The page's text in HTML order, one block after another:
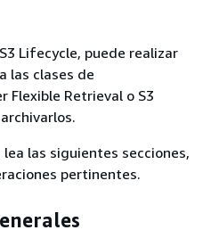
Lifecycle, puede realizar
las clases de
Flexible Retrieval o S3
las siguientes secciones,
pertinentes.